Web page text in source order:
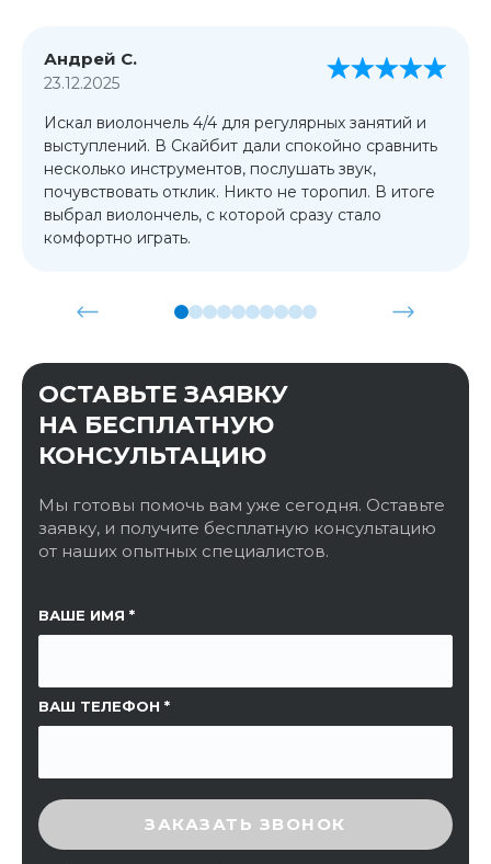
Андрей С.
23.12.2025
Искал виолончель 4/4 для регулярных занятий и
выступлений. В Скайбит дали спокойно сравнить
несколько инструментов, послушать звук,
почувствовать отклик. Никто не торопил. В итоге
выбрал виолончель, с которой сразу стало
комфортно играть.
ОСТАВЬТЕ ЗАЯВКУ
НА БЕСПЛАТНУЮ
КОНСУЛЬТАЦИЮ
Мы готовы помочь вам уже сегодня. Оставьте
заявку, и получите бесплатную консультацию
от наших опытных специалистов.
ВАШЕ ИМЯ
ВАШ ТЕЛЕФОН
ССЫЛКА НА СТРАНИЦУ
ВВЕДИТЕ ПРОВЕРОЧНЫЙ КОД
ЗАКАЗАТЬ ЗВОНОК